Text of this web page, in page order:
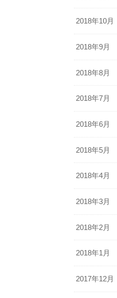
2018年10月
2018年9月
2018年8月
2018年7月
2018年6月
2018年5月
2018年4月
2018年3月
2018年2月
2018年1月
2017年12月